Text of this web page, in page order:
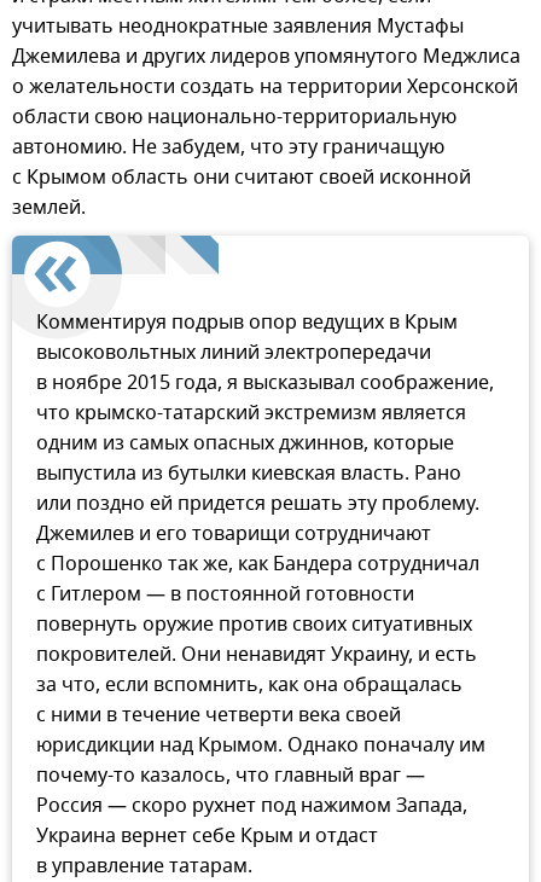
учитывать неоднократные заявления Мустафы
Джемилева и других лидеров упомянутого Меджлиса
о желательности создать на территории Херсонской
области свою национально-территориальную
автономию. Не забудем, что эту граничащую
с Крымом область они считают своей исконной
землей.
Комментируя подрыв опор ведущих в Крым
высоковольтных линий электропередачи
в ноябре 2015 года, я высказывал соображение,
что крымско-татарский экстремизм является
одним из самых опасных джиннов, которые
выпустила из бутылки киевская власть. Рано
или поздно ей придется решать эту проблему.
Джемилев и его товарищи сотрудничают
с Порошенко так же, как Бандера сотрудничал
с Гитлером — в постоянной готовности
повернуть оружие против своих ситуативных
покровителей. Они ненавидят Украину, и есть
за что, если вспомнить, как она обращалась
с ними в течение четверти века своей
юрисдикции над Крымом. Однако поначалу им
почему-то казалось, что главный враг —
Россия — скоро рухнет под нажимом Запада,
Украина вернет себе Крым и отдаст
в управление татарам.